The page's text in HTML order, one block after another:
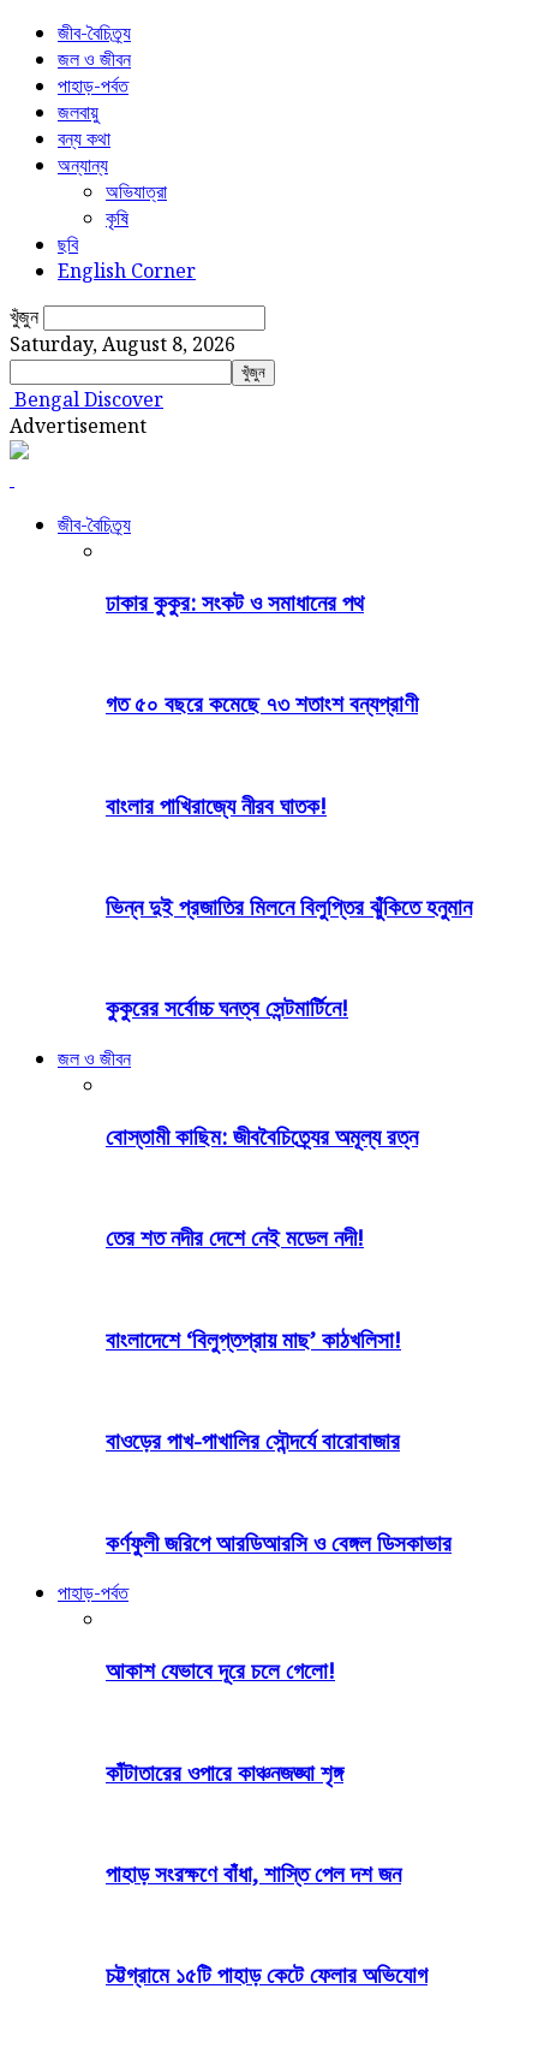
জীব-বৈচিত্র্য
জল ও জীবন
পাহাড়-পর্বত
জলবায়ু
বন্য কথা
অন্যান্য
অভিযাত্রা
কৃষি
ছবি
English Corner
খুঁজুন
Saturday, August 8, 2026
Bengal Discover
Advertisement
জীব-বৈচিত্র্য
ঢাকার কুকুর: সংকট ও সমাধানের পথ
গত ৫০ বছরে কমেছে ৭৩ শতাংশ বন্যপ্রাণী
বাংলার পাখিরাজ্যে নীরব ঘাতক!
ভিন্ন দুই প্রজাতির মিলনে বিলুপ্তির ঝুঁকিতে হনুমান
কুকুরের সর্বোচ্চ ঘনত্ব সেন্টমার্টিনে!
জল ও জীবন
বোস্তামী কাছিম: জীববৈচিত্র্যের অমূল্য রত্ন
তের শত নদীর দেশে নেই মডেল নদী!
বাংলাদেশে ‘বিলুপ্তপ্রায় মাছ’ কাঠখলিসা!
বাওড়ের পাখ-পাখালির সৌন্দর্যে বারোবাজার
কর্ণফুলী জরিপে আরডিআরসি ও বেঙ্গল ডিসকাভার
পাহাড়-পর্বত
আকাশ যেভাবে দূরে চলে গেলো!
কাঁটাতারের ওপারে কাঞ্চনজঙ্ঘা শৃঙ্গ
পাহাড় সংরক্ষণে বাঁধা, শাস্তি পেল দশ জন
চট্টগ্রামে ১৫টি পাহাড় কেটে ফেলার অভিযোগ